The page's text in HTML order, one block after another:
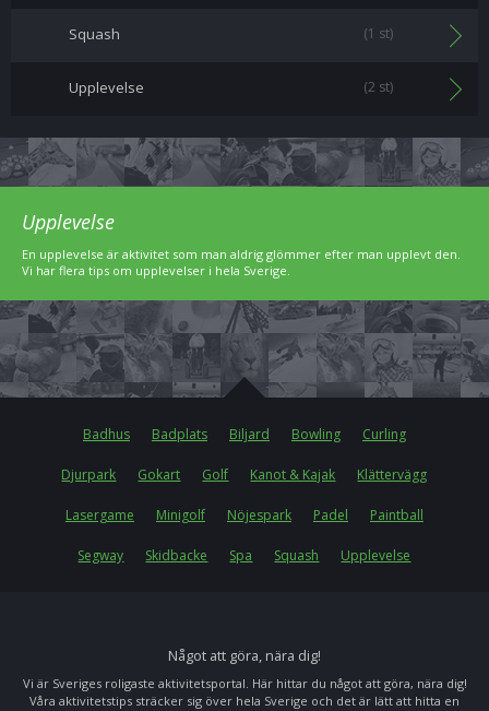
Squash (1 st)
Upplevelse (2 st)
Upplevelse
En upplevelse är aktivitet som man aldrig glömmer efter man upplevt den.
Vi har flera tips om upplevelser i hela Sverige.
Badhus Badplats Biljard Bowling Curling
Djurpark Gokart Golf Kanot & Kajak Klättervägg
Lasergame Minigolf Nöjespark Padel Paintball
Segway Skidbacke Spa Squash Upplevelse
Något att göra, nära dig!
Vi är Sveriges roligaste aktivitetsportal. Här hittar du något att göra, nära dig!
Våra aktivitetstips sträcker sig över hela Sverige och det är lätt att hitta en